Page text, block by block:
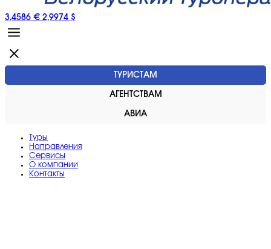
3,4586 € 2,9974 $
ТУРИСТАМ
АГЕНТСТВАМ
АВИА
Туры
Направления
Сервисы
O компании
Контакты